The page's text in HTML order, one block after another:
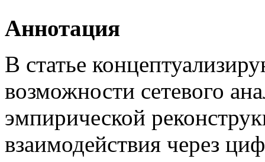
Аннотация
В статье
возможности сетевого
эмпирической
взаимодействия через